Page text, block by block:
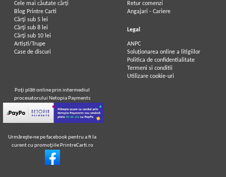
Cele mai căutate cărți
Blog Printre Carti
Cărţi sub 5 lei
Cărţi sub 8 lei
Cărţi sub 10 lei
Artiști/Trupe
Case de discuri
Retur comenzi
Angajari - Cariere
Legal
ANPC
Soluționarea online a litigiilor
Politica de confidentialitate
Termeni si conditii
Utilizare cookie-uri
Poţi plăti online prin intermediul
procesatorului Netopia Payments
Urmăreşte-ne pe facebook pentru a fi la
curent cu promoţiile PrintreCarti.ro